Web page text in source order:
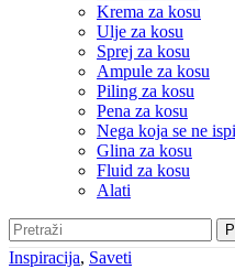
Krema za kosu
Ulje za kosu
Sprej za kosu
Ampule za kosu
Piling za kosu
Pena za kosu
Nega koja se ne
Glina za kosu
Fluid za kosu
Alati
Inspiracija, Saveti